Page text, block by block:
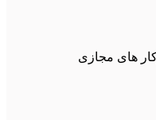
های مجازی